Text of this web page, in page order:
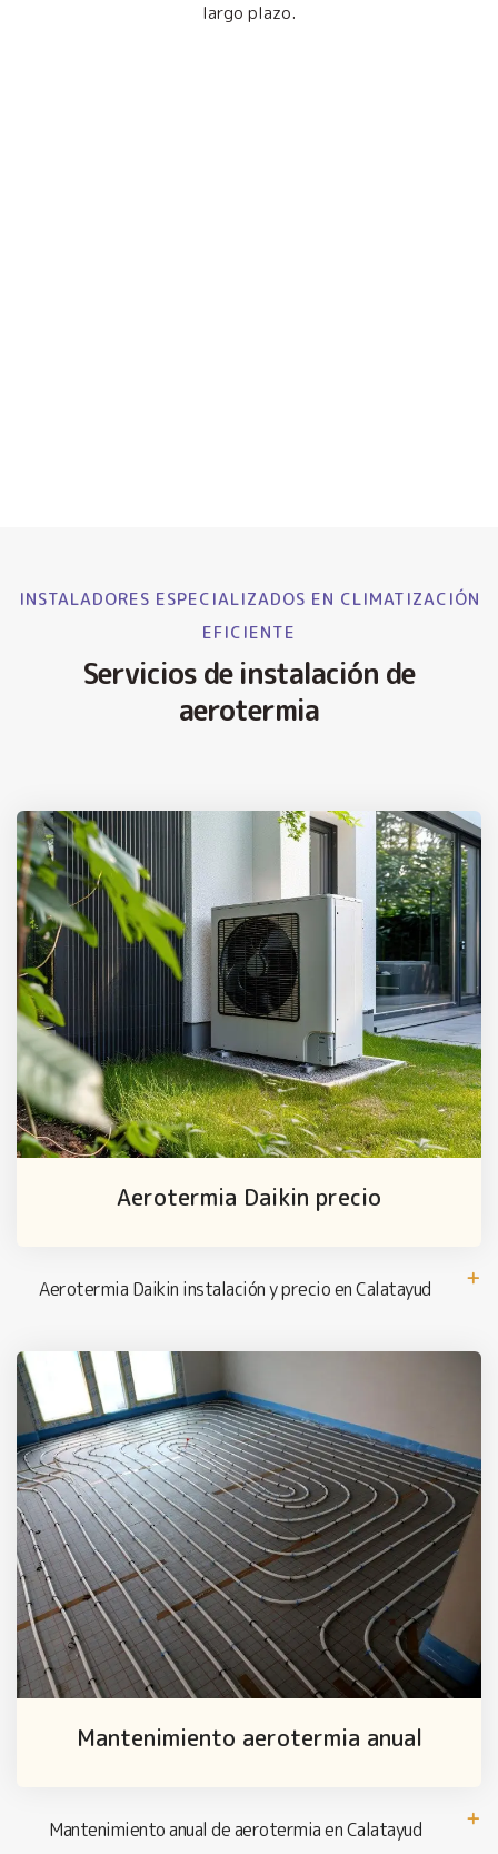
largo plazo.
INSTALADORES ESPECIALIZADOS EN CLIMATIZACIÓN
EFICIENTE
Servicios de instalación de
aerotermia
Aerotermia Daikin precio
Aerotermia Daikin instalación y precio en Calatayud
Mantenimiento aerotermia anual
Mantenimiento anual de aerotermia en Calatayud